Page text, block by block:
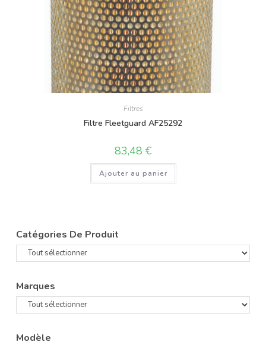
Filtres
Filtre Fleetguard AF25292
83,48 €
Ajouter au panier
Catégories De Produit
Marques
Modèle